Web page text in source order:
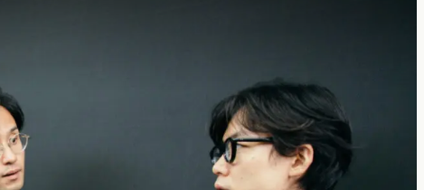
UNIFLAME
TOOL
イベント 日本茶、再発見
茶と食 Ocha SURU? Lab.